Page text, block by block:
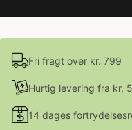
Fri fragt over kr. 799
Hurtig levering fra kr.
14 dages